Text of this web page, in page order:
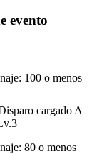
evento
100 o menos
cargado A
80 o menos